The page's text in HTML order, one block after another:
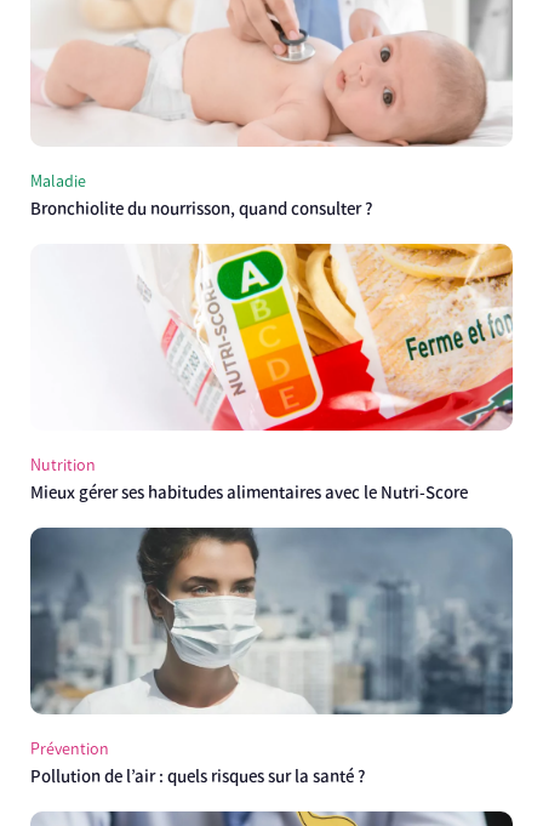
Maladie
Bronchiolite du nourrisson, quand consulter ?
Nutrition
Mieux gérer ses habitudes alimentaires avec le Nutri-Score
Prévention
Pollution de l’air : quels risques sur la santé ?